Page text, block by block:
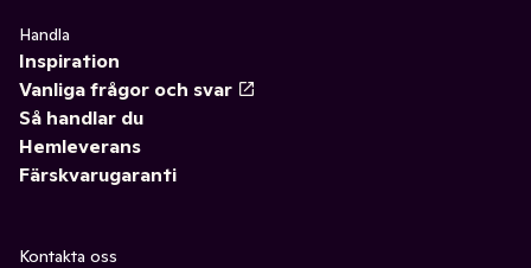
Handla
Inspiration
Vanliga frågor och svar
Så handlar du
Hemleverans
Färskvarugaranti
Kontakta oss